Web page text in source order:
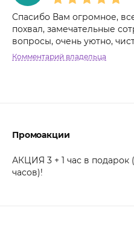
Спасибо Вам огромное,
похвал, замечательные
вопросы, очень уютно,
Комментарий владельца
Промоакции
АКЦИЯ 3 + 1 час в
часов)!